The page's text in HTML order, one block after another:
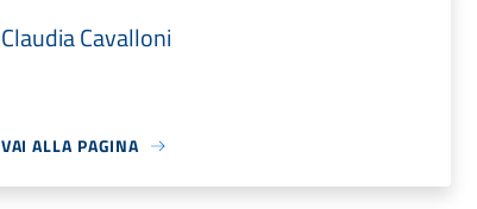
Claudia Cavalloni
VAI ALLA PAGINA